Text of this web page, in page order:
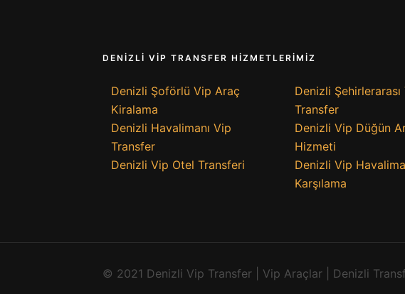
DENİZLİ VİP TRANSFER HİZMETLERİMİZ
Denizli Şoförlü Vip Araç
Kiralama
Denizli Havalimanı Vip
Transfer
Denizli Vip Otel Transferi
Denizli Şehirlerarası
Transfer
Denizli Vip Düğün
Hizmeti
Denizli Vip
Karşılama
© 2021 Denizli Vip Transfer | Vip Araçlar | Denizli